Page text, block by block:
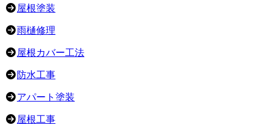
屋根塗装
雨樋修理
屋根カバー工法
防水工事
アパート塗装
屋根工事